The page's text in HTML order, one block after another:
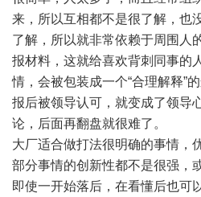
来，所以互相都不是很了解，也
了解，所以就非常依赖于周围人
报材料，这就给喜欢背刺同事的
情，会被包装成一个“合理解释”
报后被领导认可，就变成了领导
论，后面再翻盘就很难了。
大厂适合做打法很明确的事情，
部分事情的创新性都不是很强，
即使一开始落后，在看懂后也可